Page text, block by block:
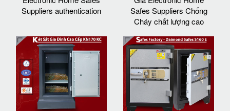
Suppliers authentication
Safes Suppliers Chống
Cháy chất lượng cao